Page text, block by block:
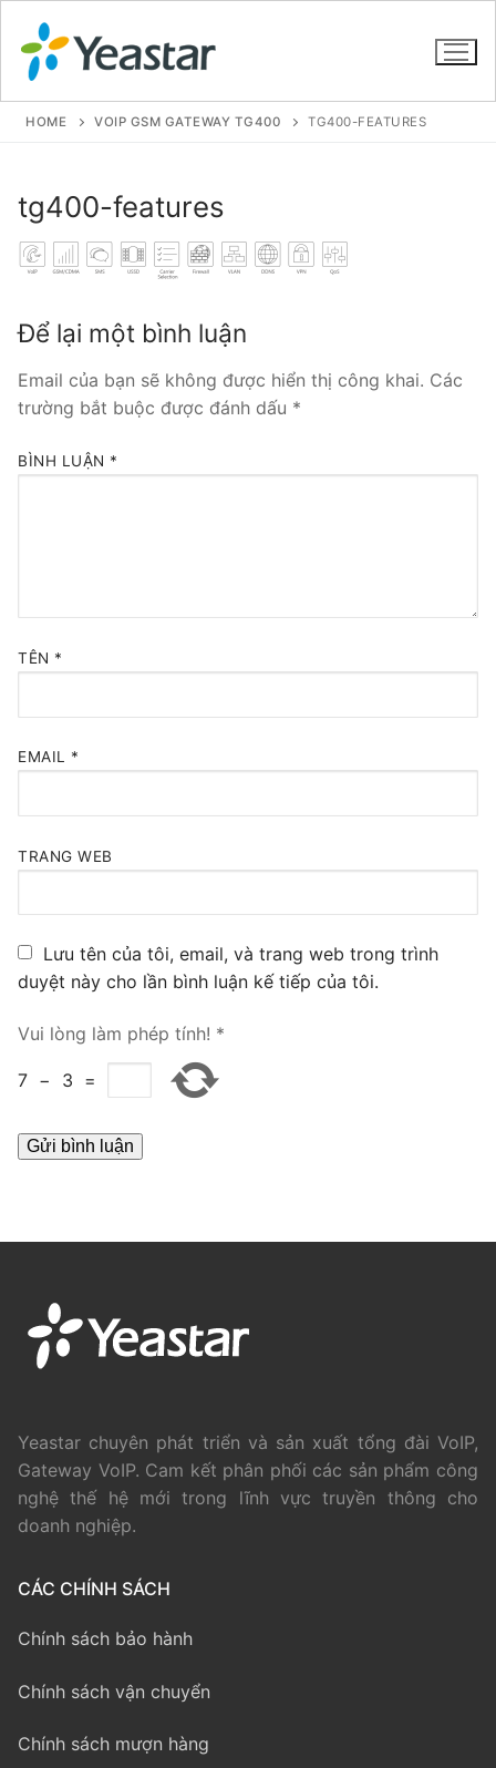
GIỚI THIỆU
SẢN PHẨM
Tổng đài VoIP Yeastar S412
Tổng đài VoIP Yeastar S20
IPPBX FOR LARGE ENTERPRISES
VOIP GATEWAY
FXS VoIP Gateway
FXO VoIP Gateway
VoIP GSM / 3G / 4G Gateways
E1 / T1 / PRI VoIP Gateway
PRI VoIP Gateway TE200
LIÊN HỆ
HOME VOIP GSM GATEWAY TG400 TG400-FEATURES
tg400-features
Để lại một bình luận
Email của bạn sẽ không được hiển thị công khai. Các
trường bắt buộc được đánh dấu *
BÌNH LUẬN *
TÊN *
EMAIL *
TRANG WEB
Lưu tên của tôi, email, và trang web trong trình
duyệt này cho lần bình luận kế tiếp của tôi.
Vui lòng làm phép tính! *
7 − 3 =
Yeastar chuyên phát triển và sản xuất tổng đài VoIP,
Gateway VoIP. Cam kết phân phối các sản phẩm công
nghệ thế hệ mới trong lĩnh vực truyền thông cho
doanh nghiệp.
CÁC CHÍNH SÁCH
Chính sách bảo hành
Chính sách vận chuyển
Chính sách mượn hàng